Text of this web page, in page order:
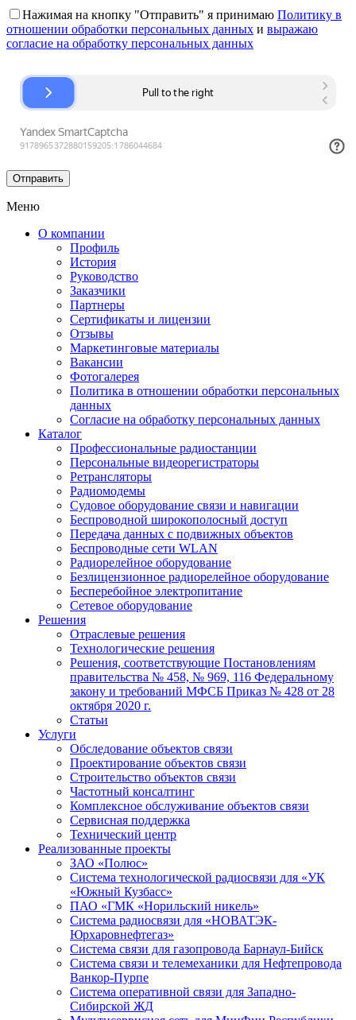
Нажимая на кнопку "Отправить" я принимаю Политику в
отношении обработки персональных данных и выражаю
согласие на обработку персональных данных
Меню
О компании
Профиль
История
Руководство
Заказчики
Партнеры
Сертификаты и лицензии
Отзывы
Маркетинговые материалы
Вакансии
Фотогалерея
Политика в отношении обработки персональных
данных
Согласие на обработку персональных данных
Каталог
Профессиональные радиостанции
Персональные видеорегистраторы
Ретрансляторы
Радиомодемы
Судовое оборудование связи и навигации
Беспроводной широкополосный доступ
Передача данных с подвижных объектов
Беспроводные сети WLAN
Радиорелейное оборудование
Безлицензионное радиорелейное оборудование
Бесперебойное электропитание
Сетевое оборудование
Решения
Отраслевые решения
Технологические решения
Решения, соответствующие Постановлениям
правительства № 458, № 969, 116 Федеральному
закону и требований МФСБ Приказ № 428 от 28
октября 2020 г.
Статьи
Услуги
Обследование объектов связи
Проектирование объектов связи
Строительство объектов связи
Частотный консалтинг
Комплексное обслуживание объектов связи
Сервисная поддержка
Технический центр
Реализованные проекты
ЗАО «Полюс»
Система технологической радиосвязи для «УК
«Южный Кузбасс»
ПАО «ГМК «Норильский никель»
Система радиосвязи для «НОВАТЭК-
Юрхаровнефтегаз»
Система связи для газопровода Барнаул-Бийск
Система связи и телемеханики для Нефтепровода
Ванкор-Пурпе
Система оперативной связи для Западно-
Сибирской ЖД